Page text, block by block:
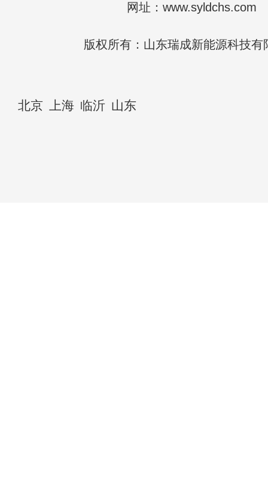
网址：www.syldchs.com
版权所有：山东瑞成新能源科技有
北京 上海 临沂 山东